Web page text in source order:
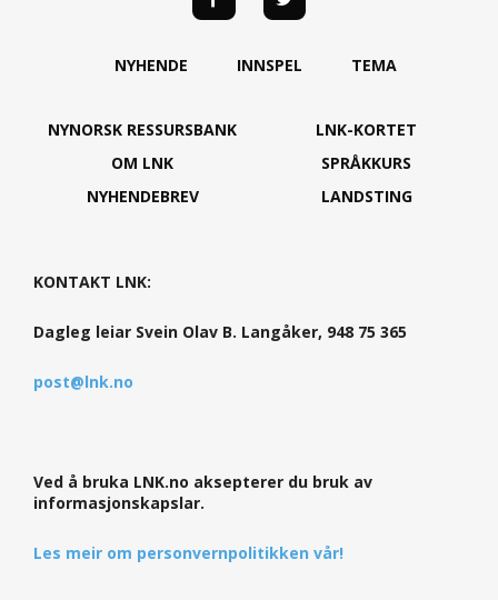
NYHENDE INNSPEL TEMA
NYNORSK RESSURSBANK
OM LNK
NYHENDEBREV
LNK-KORTET
SPRÅKKURS
LANDSTING
KONTAKT LNK:
Dagleg leiar Svein Olav B. Langåker, 948 75 365
post@lnk.no
Ved å bruka LNK.no aksepterer du bruk av
informasjonskapslar.
Les meir om personvernpolitikken vår!